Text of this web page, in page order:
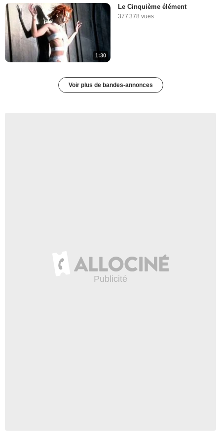
1:30
Le Cinquième élément
377 378 vues
Voir plus de bandes-annonces